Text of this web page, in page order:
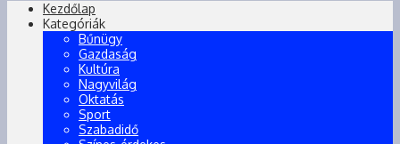
Kezdőlap
Kategóriák
Bűnügy
Gazdaság
Kultúra
Nagyvilág
Oktatás
Sport
Szabadidő